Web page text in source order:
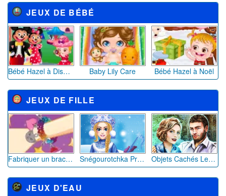
JEUX DE BÉBÉ
Bébé Hazel à Disneyland Baby Lily Care Bébé Hazel à Noël
JEUX DE FILLE
Fabriquer un bracelet 4 Snégourotchka Princesse Russe Objets Cachés Le Fantôme des Bois
JEUX D'EAU